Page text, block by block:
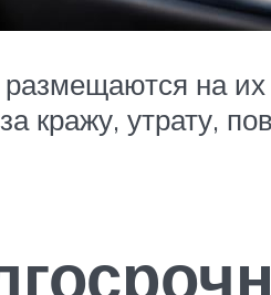
на
кражу, утрату,